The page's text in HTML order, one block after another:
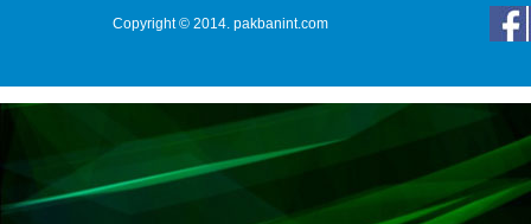
Copyright © 2014. pakbanint.com